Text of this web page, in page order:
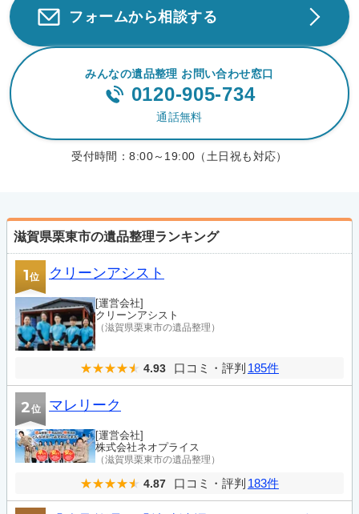
フォームから相談する
みんなの遺品整理 お問い合わせ窓口
0120-905-734
通話無料
受付時間：8:00～19:00（土日祝も対応）
滋賀県栗東市の遺品整理ランキング
1位 クリーンアシスト
[運営会社]
クリーンアシスト
（滋賀県栗東市の遺品整理）
4.93 口コミ・評判 185件
2位 マレリーク
[運営会社]
株式会社ネオプライス
（滋賀県栗東市の遺品整理）
4.87 口コミ・評判 183件